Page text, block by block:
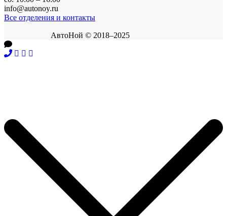
info@autonoy.ru
Все отделения и контакты
АвтоНой © 2018–2025